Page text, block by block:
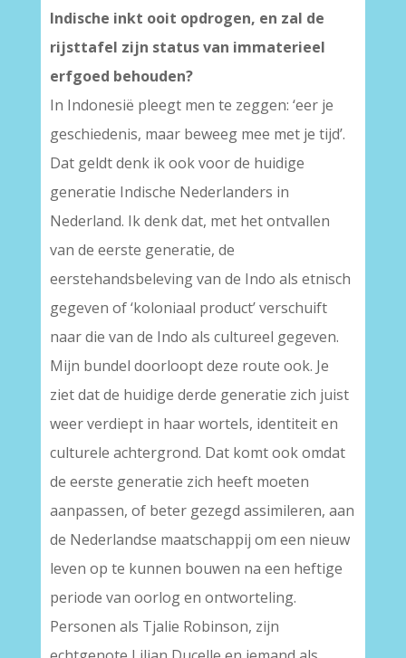
Indische inkt ooit opdrogen, en zal de
rijsttafel zijn status van immaterieel
erfgoed behouden?
In Indonesië pleegt men te zeggen: ‘eer je
geschiedenis, maar beweeg mee met je tijd’.
Dat geldt denk ik ook voor de huidige
generatie Indische Nederlanders in
Nederland. Ik denk dat, met het ontvallen
van de eerste generatie, de
eerstehandsbeleving van de Indo als etnisch
gegeven of ‘koloniaal product’ verschuift
naar die van de Indo als cultureel gegeven.
Mijn bundel doorloopt deze route ook. Je
ziet dat de huidige derde generatie zich juist
weer verdiept in haar wortels, identiteit en
culturele achtergrond. Dat komt ook omdat
de eerste generatie zich heeft moeten
aanpassen, of beter gezegd assimileren, aan
de Nederlandse maatschappij om een nieuw
leven op te kunnen bouwen na een heftige
periode van oorlog en ontworteling.
Personen als Tjalie Robinson, zijn